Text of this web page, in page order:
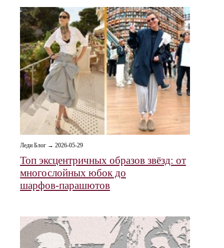
Леди Блог → 2026-05-29
Топ эксцентричных образов звёзд: от
многослойных юбок до
шарфов‑парашютов